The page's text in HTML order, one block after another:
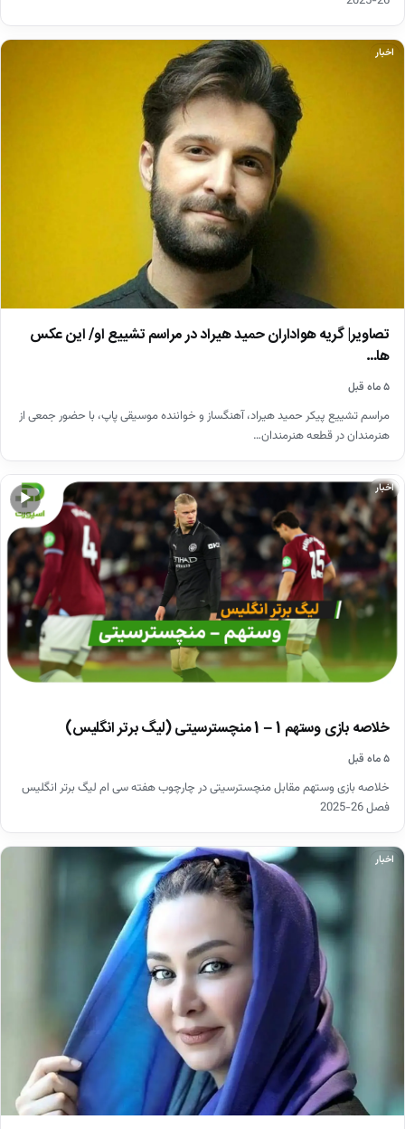
اخبار
تصاویر| گریه هواداران حمید هیراد در مراسم تشییع او/ این عکس
ها…
۵ ماه قبل
مراسم تشییع پیکر حمید هیراد، آهنگساز و خواننده موسیقی پاپ، با حضور جمعی از
هنرمندان در قطعه هنرمندان…
▶
اخبار
خلاصه بازی وستهم 1 – 1 منچسترسیتی (لیگ برتر انگلیس)
۵ ماه قبل
خلاصه بازی وستهم مقابل منچسترسیتی در چارچوب هفته سی ام لیگ برتر انگلیس
فصل 26-2025
اخبار